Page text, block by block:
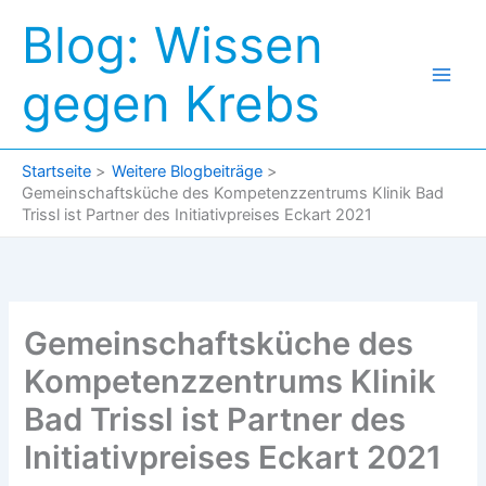
Inhalt
springen
Blog: Wissen
gegen Krebs
Startseite
Weitere Blogbeiträge
Gemeinschaftsküche des Kompetenzzentrums Klinik Bad
Trissl ist Partner des Initiativpreises Eckart 2021
Gemeinschaftsküche des
Kompetenzzentrums Klinik
Bad Trissl ist Partner des
Initiativpreises Eckart 2021